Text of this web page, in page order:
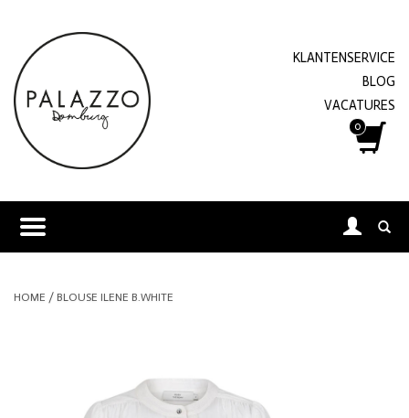
KLANTENSERVICE
BLOG
VACATURES
0
HOME / BLOUSE ILENE B.WHITE